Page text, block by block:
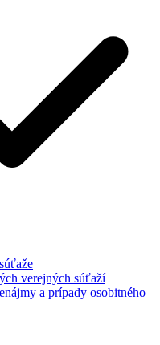
verejných súťaží
a prípady osobitného